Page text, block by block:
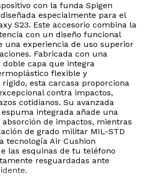
con la funda Spigen
especialmente para el
S23. Este accesorio combina la
con un diseño funcional
una experiencia de uso superior
Fabricada con una
capa que integra
flexible y
esta carcasa proporciona
contra impactos,
cotidianos. Su avanzada
integrada añade una
de impactos, mientras
de grado militar MIL-STD
tecnología Air Cushion
las esquinas de tu teléfono
resguardadas ante